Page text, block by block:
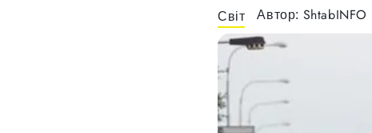
Світ Автор: ShtabINFO